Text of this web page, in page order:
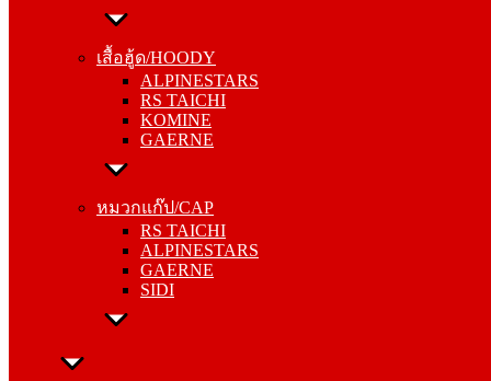
เสื้อฮู้ด/HOODY
ALPINESTARS
RS TAICHI
KOMINE
GAERNE
หมวกแก๊ป/CAP
RS TAICHI
ALPINESTARS
GAERNE
SIDI
เสื้อฮู้ด/HOODY
RS TAICHI
KOMINE
GAERNE
หมวกแก๊ป/CAP
ALPINESTARS
GAERNE
SIDI
อื่นๆ/ACCESSORIES